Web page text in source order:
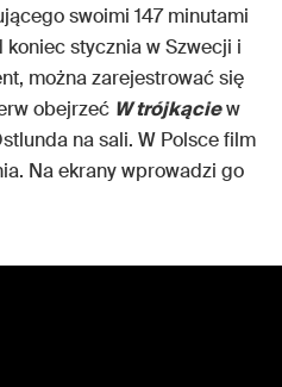
swoimi 147 minutami
stycznia w Szwecji i
można zarejestrować się
obejrzeć W trójkąciew
na sali. W Polsce film
Na ekrany wprowadzi go